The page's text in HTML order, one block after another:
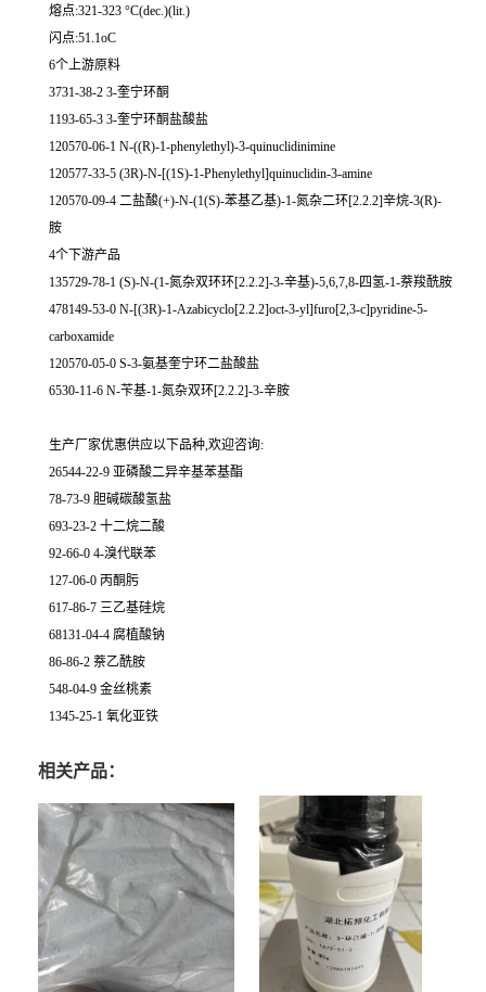
熔点:321-323 °C(dec.)(lit.)
闪点:51.1oC
6个上游原料
3731-38-2 3-奎宁环酮
1193-65-3 3-奎宁环酮盐酸盐
120570-06-1 N-((R)-1-phenylethyl)-3-quinuclidinimine
120577-33-5 (3R)-N-[(1S)-1-Phenylethyl]quinuclidin-3-amine
120570-09-4 二盐酸(+)-N-(1(S)-苯基乙基)-1-氮杂二环[2.2.2]辛烷-3(R)-
胺
4个下游产品
135729-78-1 (S)-N-(1-氮杂双环环[2.2.2]-3-辛基)-5,6,7,8-四氢-1-萘羧酰胺
478149-53-0 N-[(3R)-1-Azabicyclo[2.2.2]oct-3-yl]furo[2,3-c]pyridine-5-
carboxamide
120570-05-0 S-3-氨基奎宁环二盐酸盐
6530-11-6 N-苄基-1-氮杂双环[2.2.2]-3-辛胺
生产厂家优惠供应以下品种,欢迎咨询:
26544-22-9 亚磷酸二异辛基苯基酯
78-73-9 胆碱碳酸氢盐
693-23-2 十二烷二酸
92-66-0 4-溴代联苯
127-06-0 丙酮肟
617-86-7 三乙基硅烷
68131-04-4 腐植酸钠
86-86-2 萘乙酰胺
548-04-9 金丝桃素
1345-25-1 氧化亚铁
相关产品：